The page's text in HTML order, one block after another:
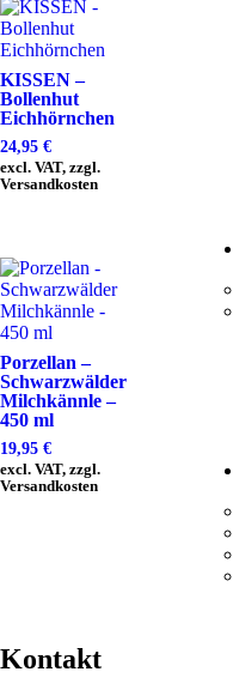
KISSEN –
Bollenhut
Eichhörnchen
24,95 €
excl. VAT, zzgl.
Versandkosten
Porzellan –
Schwarzwälder
Milchkännle –
450 ml
19,95 €
excl. VAT, zzgl.
Versandkosten
Kontakt